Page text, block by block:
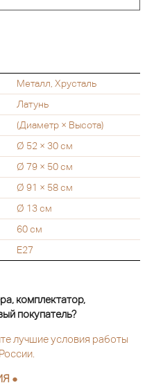
Металл, Хрусталь
Латунь
(Диаметр × Высота)
Ø 52 × 30 см
Ø 79 × 50 см
Ø 91 × 58 см
Ø 13 см
60 см
E27
комплектатор,
покупатель?
лучшие условия работы
●